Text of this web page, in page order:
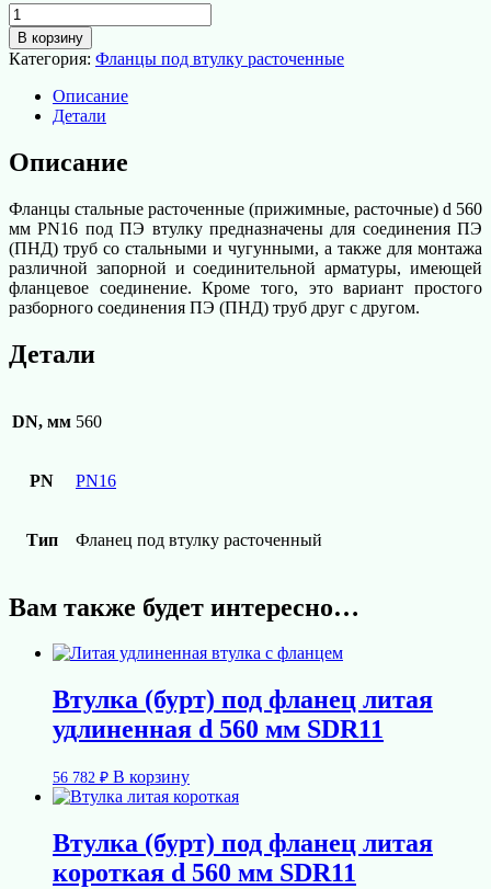
Количество
товара
Фланец
под
втулку
расточенный
560
мм
В корзину
Категория: Фланцы под втулку расточенные
Описание
Детали
Описание
Фланцы стальные расточенные (прижимные, расточные) d 560
мм PN16 под ПЭ втулку предназначены для соединения ПЭ
(ПНД) труб со стальными и чугунными, а также для монтажа
различной запорной и соединительной арматуры, имеющей
фланцевое соединение. Кроме того, это вариант простого
разборного соединения ПЭ (ПНД) труб друг с другом.
Детали
DN, мм 560
PN PN16
Тип Фланец под втулку расточенный
Вам также будет интересно…
Втулка (бурт) под фланец литая
удлиненная d 560 мм SDR11
56 782 ₽ В корзину
Втулка (бурт) под фланец литая
короткая d 560 мм SDR11